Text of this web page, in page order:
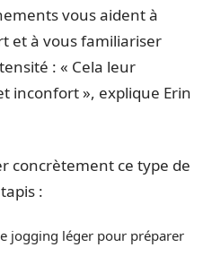
vous aident à
et à vous familiariser
: « Cela leur
inconfort », explique Erin
concrètement ce type de
:
jogging léger pour préparer